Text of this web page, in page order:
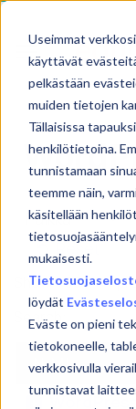
Useimmat
käyttävät
pelkästään
muiden tietojen
Tällaisissa
henkilötietoina.
tunnistamaan
teemme näin,
käsitellään
mukaisesti.
löydät
Eväste on pieni
tietokoneelle,
verkkosivulla
tunnistavat
Skip
content
Reset
Show
Search:
NIMI